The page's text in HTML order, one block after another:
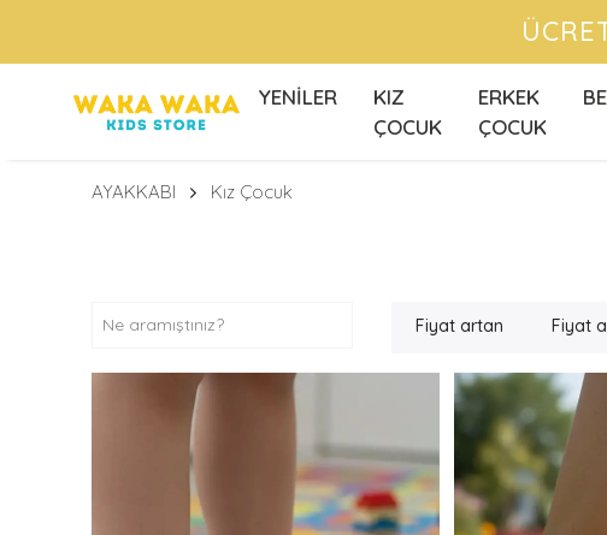
YENİLER
KIZ
ÇOCUK
ERKEK
ÇOCUK
AYAKKABI Kız Çocuk
Fiyat artan Fiyat